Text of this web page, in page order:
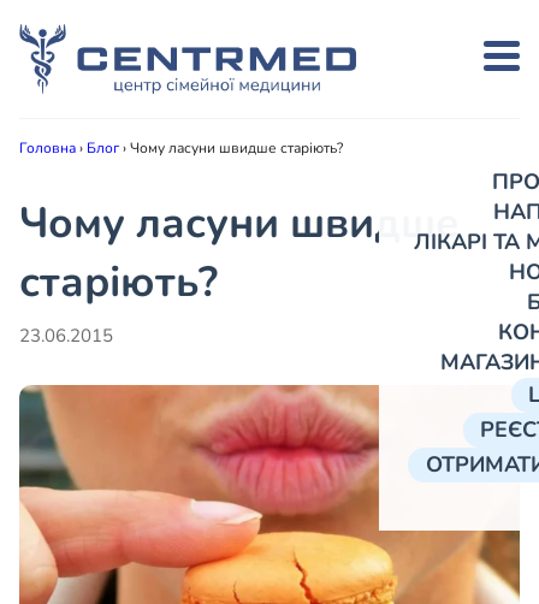
ЛІКАРІ
Головна› Блог›Чому ласуни швидше старіють?
Чому ласуни швидше
старіють?
23.06.2015